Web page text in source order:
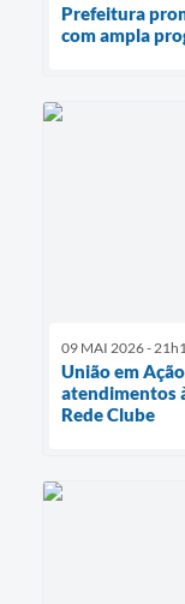
Prefeitura
com ampla
09 MAI 2026 -
União em
atendimentos
Rede Clube